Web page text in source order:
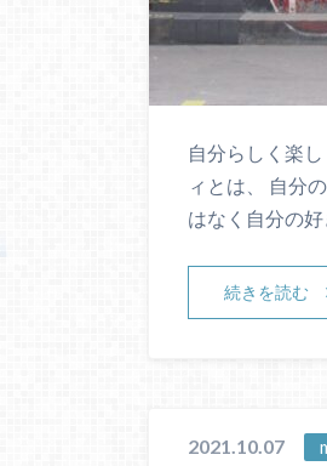
自分らしく楽
ィとは、 自分
はなく自分の
続きを読む
2021.10.07